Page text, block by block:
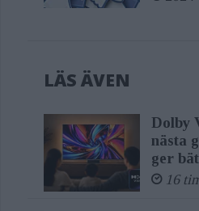
LÄS ÄVEN
Dolby
nästa
ger
16